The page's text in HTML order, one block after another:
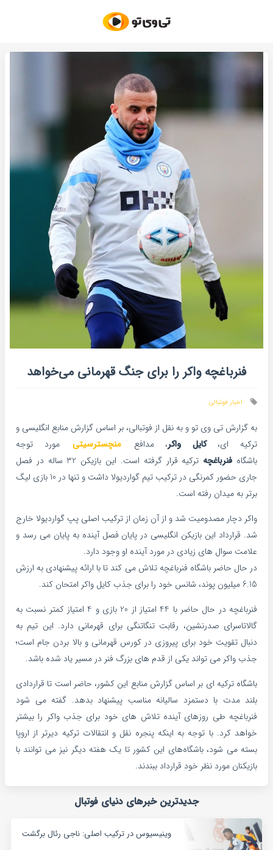
فنرباغچه واکر را برای جنگ قهرمانی می‌خواهد
اخبار فوتبالی
به گزارش تی وی تو و به نقل از فوتبالی، بر اساس گزارش منابع انگلیسی و
ترکیه ای،کایل واکر، مدافع منچسترسیتی
مورد توجه
باشگاه فنرباغچه
ترکیه قرار گرفته است. این بازیکن 32 ساله در فصل
جاری حضور کمرنگی در ترکیب تیم گواردیولا داشت و تنها در 10 بازی لیگ
برتر به میدان رفته است.
واکر دچار مصدومیت شد و از آن زمان از ترکیب اصلی پپ گواردیولا خارج
شد. قرارداد این بازیکن انگلیسی در پایان فصل آینده به پایان می رسد و
علامت سوال های زیادی در مورد آینده او وجود دارد.
در حال حاضر باشگاه فنرباغچه تلاش می کند تا با ارائه پیشنهادی به ارزش
6.15 میلیون پوند، شانس خود را برای جذب کایل واکر امتحان کند.
فنرباغچه در حال حاضر با 44 امتیاز از 20 بازی و 4 امتیاز کمتر نسبت به
گالاتاسرای صدرنشین، رقابت تنگاتنگی برای قهرمانی دارد. این تیم به
دنبال تقویت خود برای پیروزی در کورس قهرمانی و بالا بردن جام است؛
جذب واکر می تواند یکی از قدم های بزرگ فنر در مسیر یاد شده باشد.
باشگاه ترکیه ای بر اساس گزارش منابع این کشور، حاضر است تا قراردادی
بلند مدت با دستمزد سالیانه مناسب پیشنهاد بدهد. گفته می شود
فنرباغچه طی روزهای آینده تلاش های خود برای جذب واکر را بیشتر
خواهد کرد. با توجه به اینکه پنجره نقل و انتقالات ترکیه دیرتر از اروپا
بسته می شود، باشگاه‌های این کشور تا یک هفته دیگر نیز می توانند با
بازیکنان مورد نظر خود قرارداد ببندند.
جدیدترین خبرهای دنیای فوتبال
وینیسیوس در ترکیب اصلی: ناجی رئال برگشت